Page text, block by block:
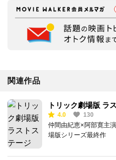
関連作品
トリック劇場版 ラ
4.0 130
仲間由紀恵×阿部寛主
場版シリーズ最終作